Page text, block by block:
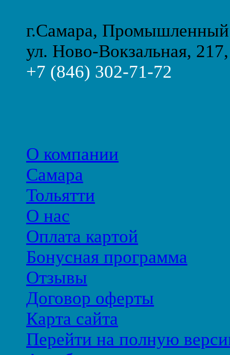
г.Самара,
ул. Ново-Вокзальная,
+7 (846) 302-71-72
О компании
Самара
Тольятти
О нас
Оплата картой
Бонусная программа
Отзывы
Договор оферты
Карта сайта
Перейти на полную